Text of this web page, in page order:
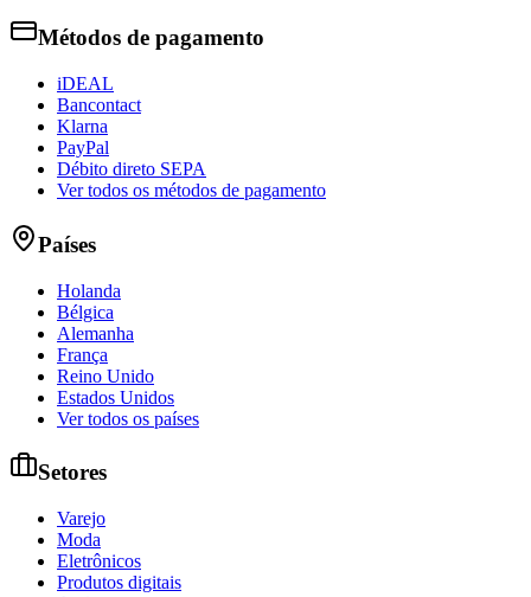
Métodos de pagamento
iDEAL
Bancontact
Klarna
PayPal
Débito direto SEPA
Ver todos os métodos de pagamento
Países
Holanda
Bélgica
Alemanha
França
Reino Unido
Estados Unidos
Ver todos os países
Setores
Varejo
Moda
Eletrônicos
Produtos digitais